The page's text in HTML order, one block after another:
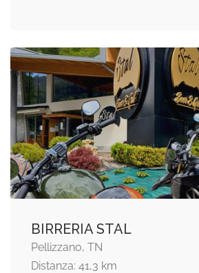
BIRRERIA STAL
Pellizzano, TN
Distanza: 41,3 km